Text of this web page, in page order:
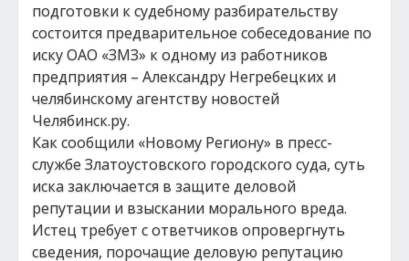
подготовки к судебному разбирательству
состоится предварительное собеседование по
иску ОАО «ЗМЗ» к одному из работников
предприятия – Александру Негребецких и
челябинскому агентству новостей
Челябинск.ру.
Как сообщили «Новому Региону» в пресс-
службе Златоустовского городского суда, суть
иска заключается в защите деловой
репутации и взыскании морального вреда.
Истец требует с ответчиков опровергнуть
сведения, порочащие деловую репутацию